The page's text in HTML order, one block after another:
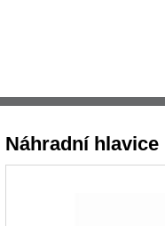
Náhradní